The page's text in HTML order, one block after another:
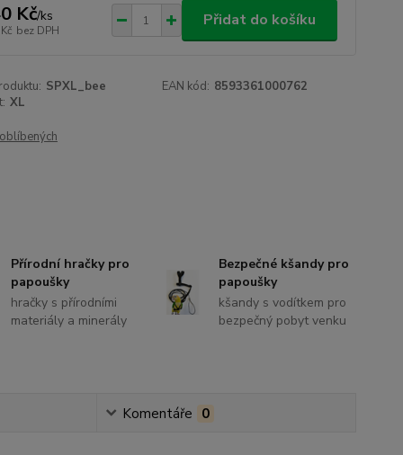
Kč/ks
bez DPH
Přidat do košíku
SPXL_bee EAN kód: 8593361000762
XL
Přírodní hračky pro
papoušky
hračky s přírodními
materiály a minerály
Bezpečné kšandy pro
papoušky
kšandy s vodítkem pro
bezpečný pobyt venku
Komentáře 0